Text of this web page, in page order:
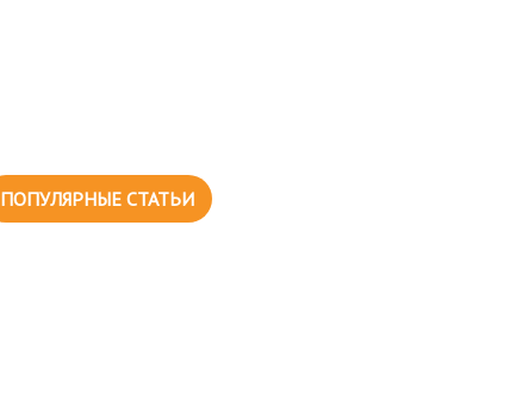
ПОПУЛЯРНЫЕ СТАТЬИ